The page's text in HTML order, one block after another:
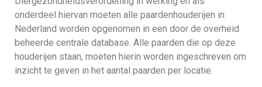
onderdeel hiervan moeten alle paardenhouderijen in
Nederland worden opgenomen in een door de overheid
beheerde centrale database. Alle paarden die op deze
houderijen staan, moeten hierin worden ingeschreven om
inzicht te geven in het aantal paarden per locatie.